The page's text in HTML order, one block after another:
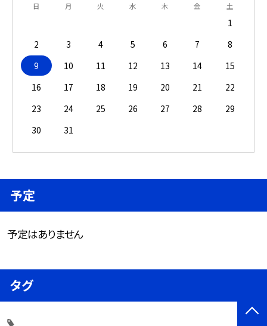
日 月 火 水 木 金 土
1
2
3 4 5 6 7
8
9
10 11 12 13 14
15
16
17 18 19 20 21
22
23
24 25 26 27 28
29
30
31
予定
予定はありません
タグ